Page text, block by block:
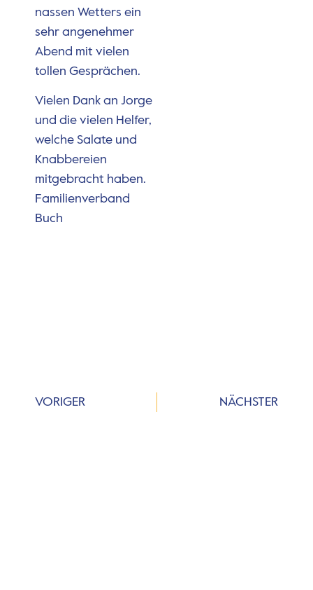
nassen Wetters ein
sehr angenehmer
Abend mit vielen
tollen Gesprächen.
Vielen Dank an Jorge
und die vielen Helfer,
welche Salate und
Knabbereien
mitgebracht haben.
Familienverband
Buch
VORIGER NÄCHSTER